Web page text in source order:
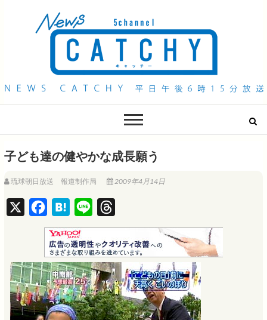
QAB NEWS Headline
子ども達の健やかな成長願う
琉球朝日放送 報道制作局 2009年4月14日
a
c
e
b
o
o
H
a
t
e
n
a
i
n
e
h
r
e
a
d
s